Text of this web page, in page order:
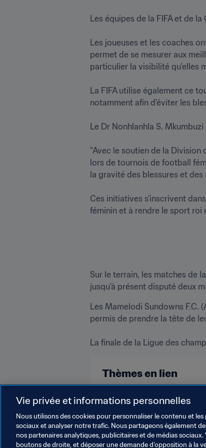
Les équipes de la FIFA et de
Les joueuses et les coaches
permet de se mesurer aux
particulier la visibilité qu'elles
La FIFA utilise également ce
notamment afin d'éviter les
Le Dr Nonhlanhla S.
"Avec le soutien de la Division
lors de tournois de football
la gravité des blessures et
Ces initiatives s'inscrivent
féminin et à rendre le sport roi
Sur le terrain, les matches de
jusqu'à présent disputé deux
Les Mamelodi Sundowns F.C.
permis de prendre la tête de
La finale de la Ligue des
Thèmes en lien
Football Féminin
Vie privée et informations personnelles
Nous utilisons des cookies pour personnaliser le contenu et
sociaux et analyser notre trafic. Nous partageons également
nos partenaires analytiques, publicitaires et de médias
boutons de droite, et déposer une demande d’opposition à la